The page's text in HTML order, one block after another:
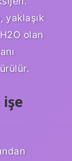
yaklaşık
olan